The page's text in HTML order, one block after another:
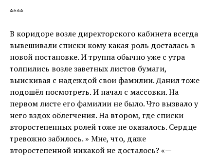
****
В коридоре возле директорского кабинета всегда
вывешивали списки кому какая роль досталась в
новой постановке. И труппа обычно уже с утра
толпились возле заветных листов бумаги,
выискивая с надеждой свои фамилии. Данил тоже
подошёл посмотреть. И начал с массовки. На
первом листе его фамилии не было. Что вызвало у
него вздох облегчения. На втором, где списки
второстепенных ролей тоже не оказалось. Сердце
тревожно забилось. » Мне, что, даже
второстепенной никакой не досталось? «—